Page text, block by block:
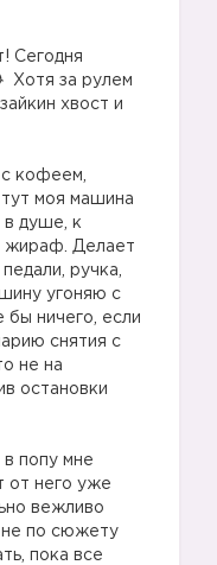
Сегодня
Хотя за рулем
хвост и
кофеем,
моя машина
в душе, к
жираф. Делает
ручка,
угоняю с
бы ничего, если
снятия с
не на
остановки
в попу мне
от него уже
вежливо
не по сюжету
пока все